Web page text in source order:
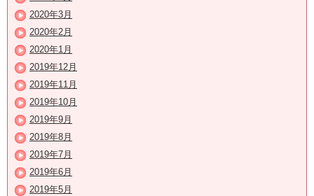
2020年3月
2020年2月
2020年1月
2019年12月
2019年11月
2019年10月
2019年9月
2019年8月
2019年7月
2019年6月
2019年5月